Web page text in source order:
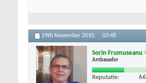
29th November 2010, 03:48
Sorin Frumuseanu
Ambasador
Reputatie: 66